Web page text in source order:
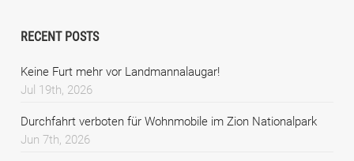
RECENT POSTS
Keine Furt mehr vor Landmannalaugar!
Jul 19th, 2026
Durchfahrt verboten für Wohnmobile im Zion Nationalpark
Jun 7th, 2026